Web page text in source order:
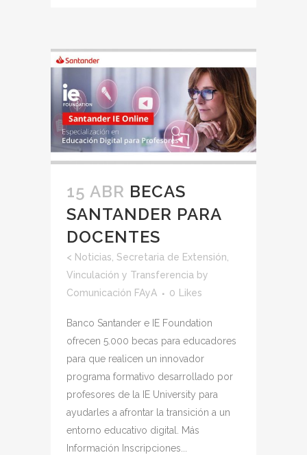
15 ABR BECAS
SANTANDER PARA
DOCENTES
< Noticias, Secretaria de Extensión,
Vinculación y Transferencia by
Comunicación FAyA
0 Likes
Banco Santander e IE Foundation
ofrecen 5.000 becas para educadores
para que realicen un innovador
programa formativo desarrollado por
profesores de la IE University para
ayudarles a afrontar la transición a un
entorno educativo digital. Más
Información Inscripciones...